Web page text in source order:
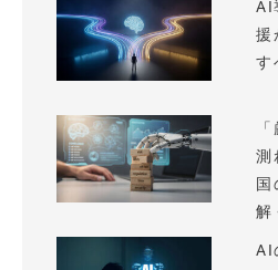
AI
援
す
測
国
解
AI